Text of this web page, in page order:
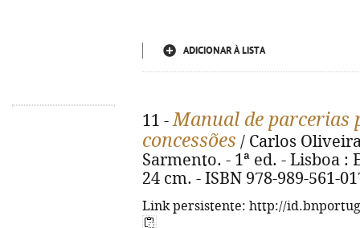
ADICIONAR À LISTA
11 -Manual de parcerias
concessões / Carlos
Sarmento. - 1ª ed. - Lisboa :
24 cm. - ISBN 978-989-561-
Link persistente: http://